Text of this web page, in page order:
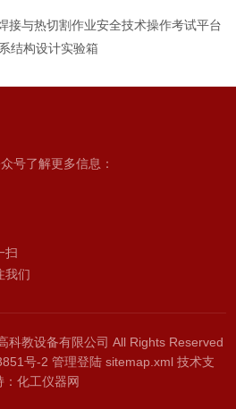
接与热切割作业安全技术操作考试平台
结构设计实验箱
号了解更多信息：
扫
我们
科教设备有限公司 All Rights Reserved
号-2 管理登陆 sitemap.xml 技术支
化工仪器网